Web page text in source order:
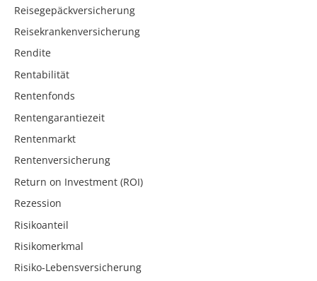
Reisegepäckversicherung
Reisekrankenversicherung
Rendite
Rentabilität
Rentenfonds
Rentengarantiezeit
Rentenmarkt
Rentenversicherung
Return on Investment (ROI)
Rezession
Risikoanteil
Risikomerkmal
Risiko-Lebensversicherung